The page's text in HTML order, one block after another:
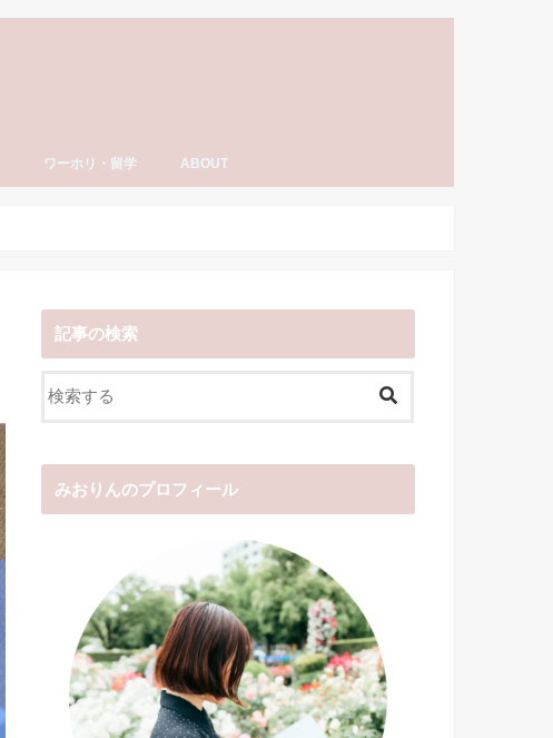
ワーホリ・留学 ABOUT
記事の検索
みおりんのプロフィール